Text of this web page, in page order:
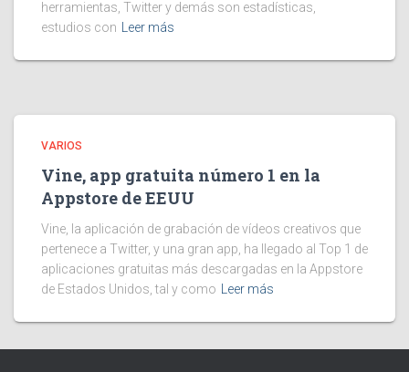
herramientas, Twitter y demás son estadísticas,
estudios con
Leer más
VARIOS
Vine, app gratuita número 1 en la
Appstore de EEUU
Vine, la aplicación de grabación de vídeos creativos que
pertenece a Twitter, y una gran app, ha llegado al Top 1 de
aplicaciones gratuitas más descargadas en la Appstore
de Estados Unidos, tal y como
Leer más